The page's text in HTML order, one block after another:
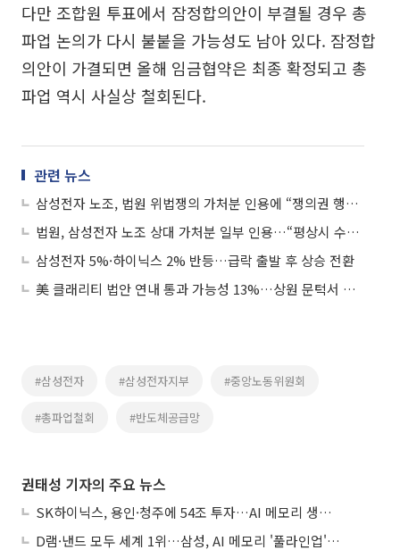
다만 조합원 투표에서 잠정합의안이 부결될 경우 총
파업 논의가 다시 불붙을 가능성도 남아 있다. 잠정합
의안이 가결되면 올해 임금협약은 최종 확정되고 총
파업 역시 사실상 철회된다.
관련 뉴스
삼성전자 노조, 법원 위법쟁의 가처분 인용에 “쟁의권 행사에 제약 없어”
법원, 삼성전자 노조 상대 가처분 일부 인용…“평상시 수준 유지해야”
삼성전자 5%·하이닉스 2% 반등…급락 출발 후 상승 전환
美 클래리티 법안 연내 통과 가능성 13%…상원 문턱서 제동
#삼성전자 #삼성전자지부 #중앙노동위원회
#총파업철회 #반도체공급망
권태성 기자의 주요 뉴스
SK하이닉스, 용인·청주에 54조 투자…AI 메모리 생산기지 키운다
D램·낸드 모두 세계 1위…삼성, AI 메모리 '풀라인업'으로 승부